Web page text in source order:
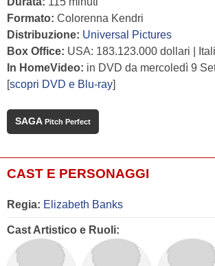
Formato: Colorenna Kendri
Distribuzione: Universal Pictures
Box Office: USA: 183.123.000 dollari |
In HomeVideo: in DVD da mercoledì 9
[scopri DVD e Blu-ray]
SAGA Pitch Perfect
CAST E PERSONAGGI
Regia: Elizabeth Banks
Cast Artistico e Ruoli: